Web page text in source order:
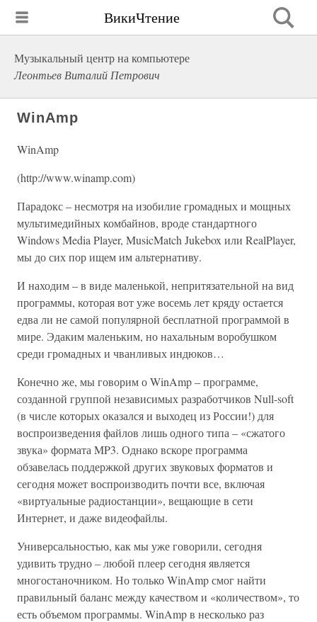
ВикиЧтение
Музыкальный центр на компьютере
Леонтьев Виталий Петрович
WinAmp
WinAmp
(http://www.winamp.com)
Парадокс – несмотря на изобилие громадных и мощных
мультимедийных комбайнов, вроде стандартного
Windows Media Player, MusicMatch Jukebox или RealPlayer,
мы до сих пор ищем им альтернативу.
И находим – в виде маленькой, непритязательной на вид
программы, которая вот уже восемь лет кряду остается
едва ли не самой популярной бесплатной программой в
мире. Эдаким маленьким, но нахальным воробушком
среди громадных и чванливых индюков…
Конечно же, мы говорим о WinAmp – программе,
созданной группой независимых разработчиков Null-soft
(в числе которых оказался и выходец из России!) для
воспроизведения файлов лишь одного типа – «сжатого
звука» формата MP3. Однако вскоре программа
обзавелась поддержкой других звуковых форматов и
сегодня может воспроизводить почти все, включая
«виртуальные радиостанции», вещающие в сети
Интернет, и даже видеофайлы.
Универсальностью, как мы уже говорили, сегодня
удивить трудно – любой плеер сегодня является
многостаночником. Но только WinAmp смог найти
правильный баланс между качеством и «количеством», то
есть объемом программы. WinAmp в несколько раз